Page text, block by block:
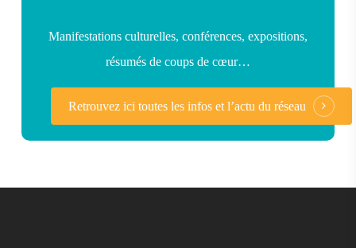
Manifestations culturelles, conférences, expositions,
résumés de coups de cœur…
Retrouvez ici toutes les infos et l’actu du réseau